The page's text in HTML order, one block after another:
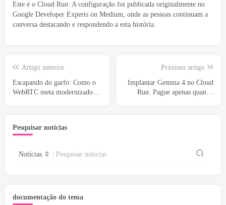
Este é o Cloud Run: A configuração foi publicada originalmente no
Google Developer Experts on Medium, onde as pessoas continuam a
conversa destacando e respondendo a esta história.
Artigo anterior
Escapando do garfo: Como o
WebRTC meta modernizado
Próximo artigo
Implantar Gemma 4 no Cloud
Run: Pague apenas quando
Pesquisar notícias
Notícias Pesquisar notícias
documentação do tema